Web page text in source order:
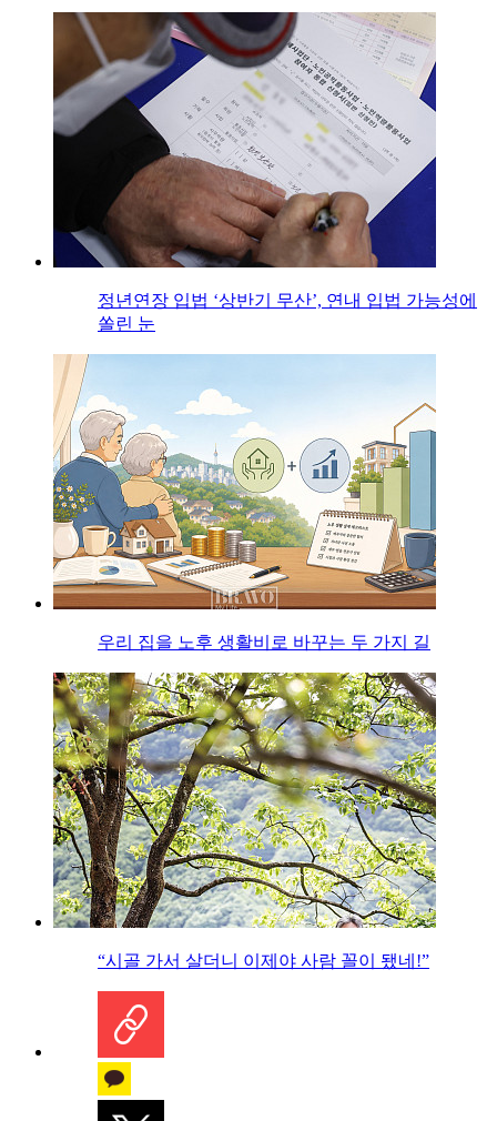
정년연장 입법 ‘상반기 무산’, 연내 입법 가능성에
쏠린 눈
우리 집을 노후 생활비로 바꾸는 두 가지 길
“시골 가서 살더니 이제야 사람 꼴이 됐네!”